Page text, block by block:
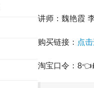
讲师：魏艳霞
购买链接： 点
淘宝口令：